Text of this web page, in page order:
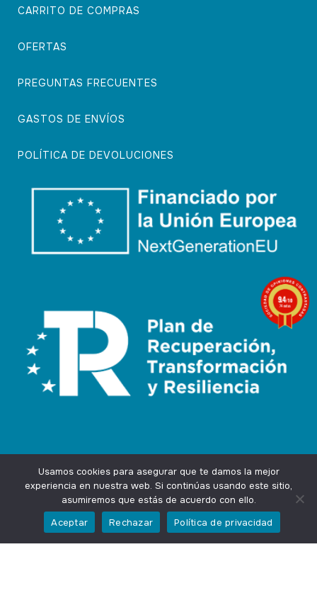
CARRITO DE COMPRAS
OFERTAS
PREGUNTAS FRECUENTES
GASTOS DE ENVÍOS
POLÍTICA DE DEVOLUCIONES
Design byAgencia Marketing OnlineIngenium.Marketing
Privacidad
Usamos cookies para asegurar que te damos la mejor
experiencia en nuestra web. Si continúas usando este sitio,
asumiremos que estás de acuerdo con ello.
Aceptar
Rechazar Política de privacidad
9.4/10
74 notas